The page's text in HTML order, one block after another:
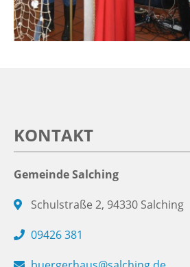
KONTAKT
Gemeinde Salching
Schulstraße 2, 94330 Salching
09426 381